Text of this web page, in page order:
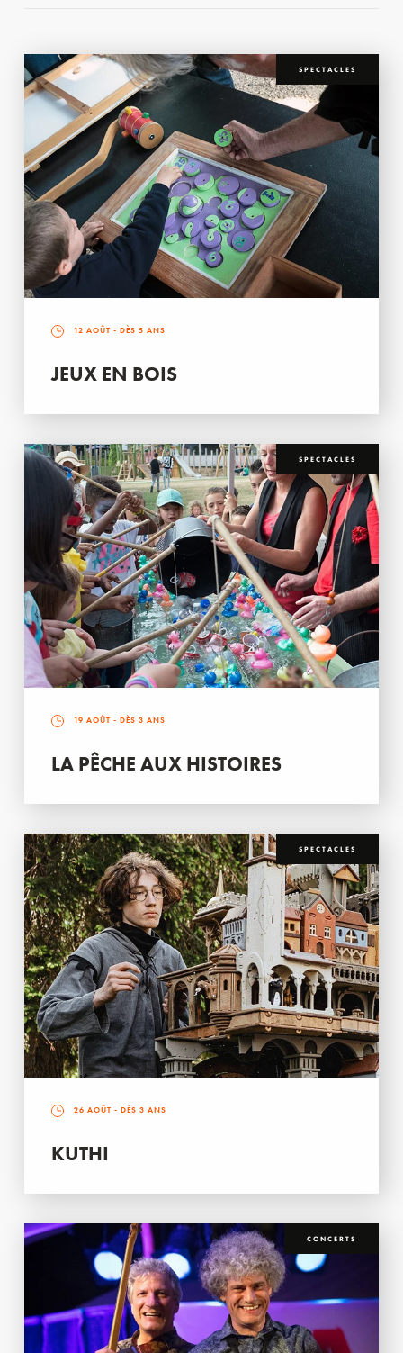
SPECTACLES
12 AOÛT - DÈS 5 ANS
JEUX EN BOIS
SPECTACLES
19 AOÛT - DÈS 3 ANS
LA PÊCHE AUX HISTOIRES
SPECTACLES
26 AOÛT - DÈS 3 ANS
KUTHI
CONCERTS